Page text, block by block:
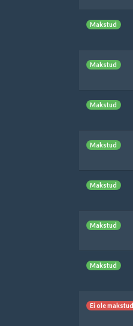
Makstud
Makstud
Makstud
Makstud
Makstud
Makstud
Makstud
Ei ole makstud